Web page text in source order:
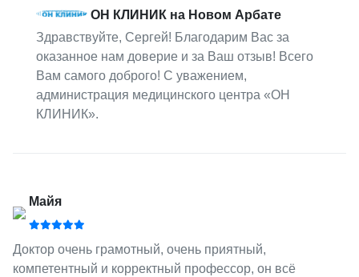
ОН КЛИНИК на Новом Арбате
Здравствуйте, Сергей! Благодарим Вас за
оказанное нам доверие и за Ваш отзыв! Всего
Вам самого доброго! С уважением,
администрация медицинского центра «ОН
КЛИНИК».
Майя
Доктор очень грамотный, очень приятный,
компетентный и корректный профессор, он всё